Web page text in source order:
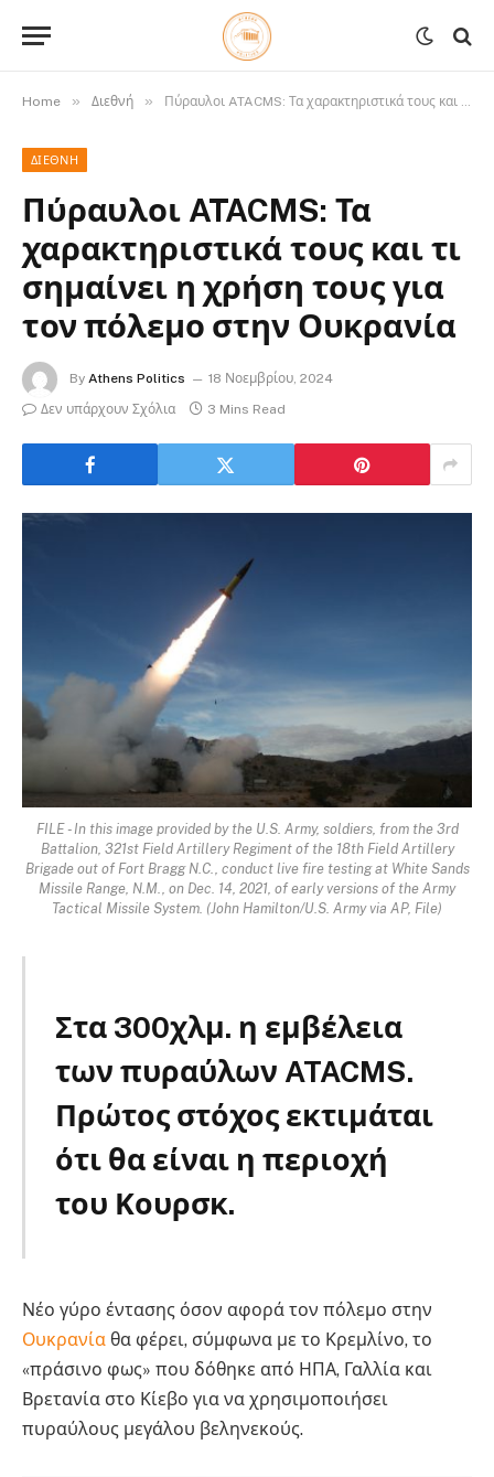
Home » Διεθνή » Πύραυλοι ATACMS: Τα χαρακτηριστικά τους και τι σημαίνει η χρήση τους για τον πόλεμο στην Ουκρανία
ΔΙΕΘΝΉ
Πύραυλοι ATACMS: Τα
χαρακτηριστικά τους και τι
σημαίνει η χρήση τους για
τον πόλεμο στην Ουκρανία
By Athens Politics
18 Νοεμβρίου, 2024
Δεν υπάρχουν Σχόλια
3 Mins Read
FILE - In this image provided by the U.S. Army, soldiers, from the 3rd
Battalion, 321st Field Artillery Regiment of the 18th Field Artillery
Brigade out of Fort Bragg N.C., conduct live fire testing at White Sands
Missile Range, N.M., on Dec. 14, 2021, of early versions of the Army
Tactical Missile System. (John Hamilton/U.S. Army via AP, File)
Στα 300χλμ. η εμβέλεια
των πυραύλων ATACMS.
Πρώτος στόχος εκτιμάται
ότι θα είναι η περιοχή
του Κουρσκ.
Νέο γύρο έντασης όσον αφορά τον πόλεμο στην
Ουκρανία θα φέρει, σύμφωνα με το Κρεμλίνο, το
«πράσινο φως» που δόθηκε από ΗΠΑ, Γαλλία και
Βρετανία στο Κίεβο για να χρησιμοποιήσει
πυραύλους μεγάλου βεληνεκούς.